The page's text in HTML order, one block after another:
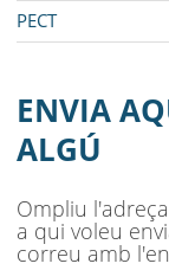
PECT
ENVIA
ALGÚ
Ompliu
a qui voleu
correu amb